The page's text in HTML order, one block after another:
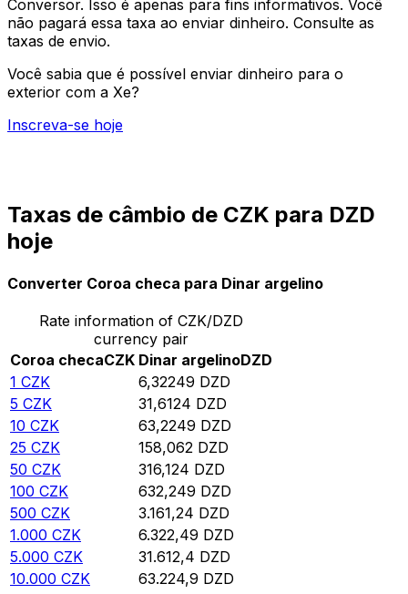
Conversor. Isso é apenas para fins informativos. Você
não pagará essa taxa ao enviar dinheiro. Consulte as
taxas de envio.
Você sabia que é possível enviar dinheiro para o
exterior com a Xe?
Inscreva-se hoje
Taxas de câmbio de CZK para DZD
hoje
Converter Coroa checa para Dinar argelino
Rate information of CZK/DZD
currency pair
Coroa checaCZK Dinar argelinoDZD
1 CZK 6,32249 DZD
5 CZK 31,6124 DZD
10 CZK 63,2249 DZD
25 CZK 158,062 DZD
50 CZK 316,124 DZD
100 CZK 632,249 DZD
500 CZK 3.161,24 DZD
1.000 CZK 6.322,49 DZD
5.000 CZK 31.612,4 DZD
10.000 CZK 63.224,9 DZD